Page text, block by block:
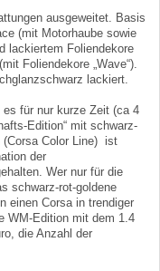
ausgeweitet. Basis
(mit Motorhaube sowie
lackiertem Foliendekore
Foliendekore „Wave“).
lackiert.
für nur kurze Zeit (ca 4
Edition“ mit schwarz-
(Corsa Color Line) ist
der
Wer nur für die
schwarz-rot-goldene
einen Corsa in trendiger
WM-Edition mit dem 1.4
die Anzahl der